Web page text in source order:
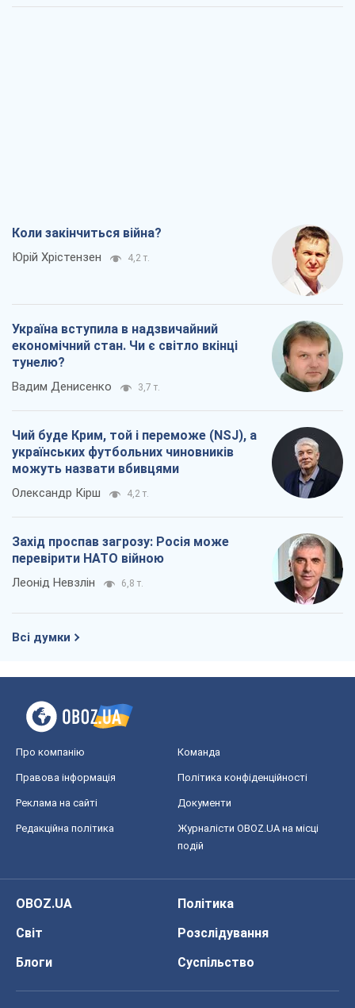
Коли закінчиться війна?
Юрій Хрістензен 4,2 т.
Україна вступила в надзвичайний
економічний стан. Чи є світло вкінці
тунелю?
Вадим Денисенко 3,7 т.
Чий буде Крим, той і переможе (NSJ), а
українських футбольних чиновників
можуть назвати вбивцями
Олександр Кірш 4,2 т.
Захід проспав загрозу: Росія може
перевірити НАТО війною
Леонід Невзлін 6,8 т.
Всі думки
Про компанію Команда
Правова інформація Політика конфіденційності
Реклама на сайті Документи
Редакційна політика
Журналісти OBOZ.UA на місці
подій
OBOZ.UA
Політика
Світ
Розслідування
Блоги
Суспільство